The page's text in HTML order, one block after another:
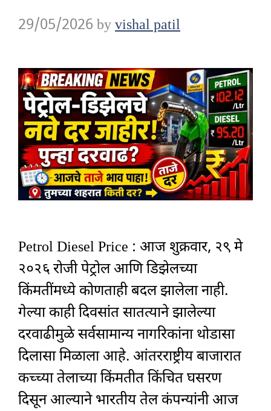
29/05/2026 byvishal patil
Petrol Diesel Price : आज शुक्रवार, २९ मे
२०२६ रोजी पेट्रोल आणि डिझेलच्या
किंमतींमध्ये कोणताही बदल झालेला नाही.
गेल्या काही दिवसांत सातत्याने झालेल्या
दरवाढीमुळे सर्वसामान्य नागरिकांना थोडासा
दिलासा मिळाला आहे. आंतरराष्ट्रीय बाजारात
कच्च्या तेलाच्या किंमतीत किंचित घसरण
दिसून आल्याने भारतीय तेल कंपन्यांनी आज